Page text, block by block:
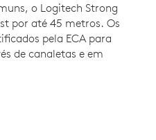
o Logitech Strong
por até 45 metros. Os
pela ECA para
de canaletas e em